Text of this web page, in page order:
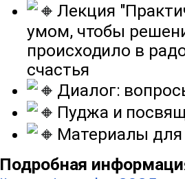
Лекция
умом, чтобы
происходило в
счастья
Диалог:
Пуджа и
Материалы
Подробная